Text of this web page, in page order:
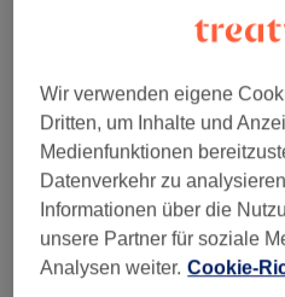
Kinder - Haarschnitte &
Haarverlängerung (1)
Unsere Arbeit
Bild anklicken für weitere Details
Wir verwenden eigene
Dritten, um Inhalte und
Medienfunktionen
Datenverkehr zu
Informationen über die
unsere Partner für soziale
Analysen weiter. Cookie-